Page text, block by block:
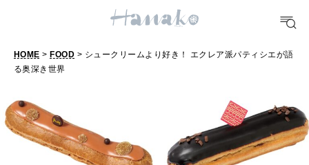
[12星座別] Monthly Love Holoscope
自分にやさしく
ママもいろいろ
HOME > FOOD > シュークリームより好き！ エクレア派パティシエが語
る奥深き世界